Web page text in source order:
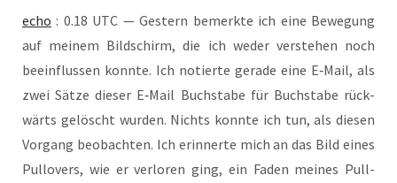
echo : 0.18 UTC — Ges­tern bemerk­te ich eine Bewe­gung
auf mei­nem Bild­schirm, die ich weder ver­ste­hen noch
beein­flus­sen konn­te. Ich notier­te gera­de eine E‑Mail, als
zwei Sät­ze die­ser E‑Mail Buch­sta­be für Buch­sta­be rück­
wärts gelöscht wur­den. Nichts konn­te ich tun, als die­sen
Vor­gang beob­ach­ten. Ich erin­ner­te mich an das Bild eines
Pull­overs, wie er ver­lo­ren ging, ein Faden mei­nes Pull­